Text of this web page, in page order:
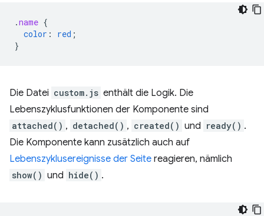
.name {
color : red ;
}
Die Datei custom.js enthält die Logik. Die
Lebenszyklusfunktionen der Komponente sind
attached() , detached() , created() und ready() .
Die Komponente kann zusätzlich auch auf
Lebenszyklusereignisse der Seite reagieren, nämlich
show() und hide() .